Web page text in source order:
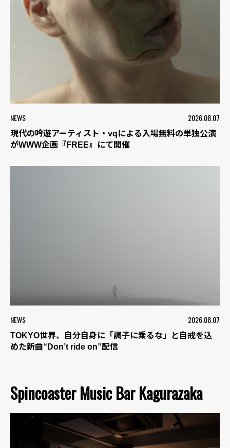
NEWS 2026.08.07
現代の吟遊アーティスト・vqによる入場無料の単独公演
がWWW企画『FREE』にて開催
NEWS 2026.08.07
TOKYO世界、自分自身に「調子に乗るな」と自戒を込
めた新曲“Don’t ride on”配信
Spincoaster Music Bar Kagurazaka